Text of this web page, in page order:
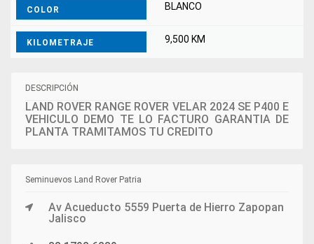
COLOR BLANCO
KILOMETRAJE 9,500 KM
DESCRIPCIÓN
LAND ROVER RANGE ROVER VELAR 2024 SE P400 E
VEHICULO DEMO TE LO FACTURO GARANTIA DE
PLANTA TRAMITAMOS TU CREDITO
Seminuevos Land Rover Patria
Av Acueducto 5559 Puerta de Hierro Zapopan
Jalisco